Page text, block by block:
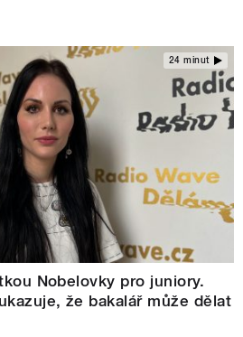
24 minut
Nobelovky pro juniory.
že bakalář může dělat